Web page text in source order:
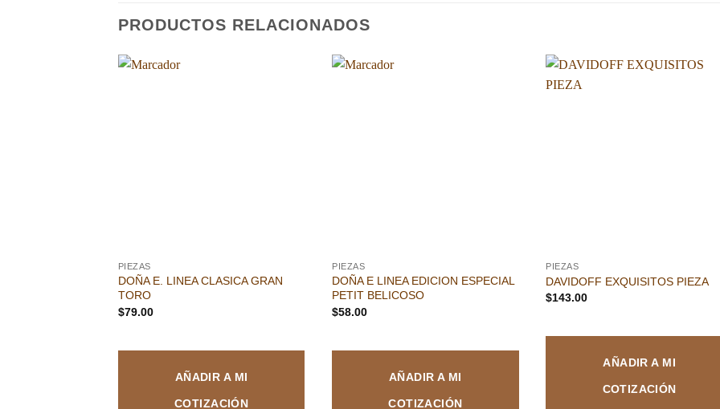
PRODUCTOS RELACIONADOS
PIEZAS
DOÑA E. LINEA CLASICA GRAN
TORO
$79.00
AÑADIR A MI
COTIZACIÓN
PIEZAS
DOÑA E LINEA EDICION ESPECIAL
PETIT BELICOSO
$58.00
AÑADIR A MI
COTIZACIÓN
PIEZAS
DAVIDOFF EXQUISITOS PIEZA
$143.00
AÑADIR A MI
COTIZACIÓN